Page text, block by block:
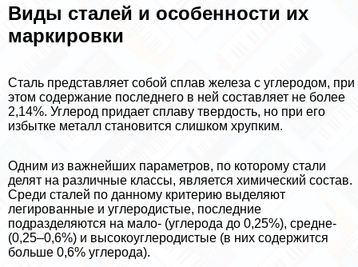
Виды сталей и особенности их
маркировки
Сталь представляет собой сплав железа с углеродом, при
этом содержание последнего в ней составляет не более
2,14%. Углерод придает сплаву твердость, но при его
избытке металл становится слишком хрупким.
Одним из важнейших параметров, по которому стали
делят на различные классы, является химический состав.
Среди сталей по данному критерию выделяют
легированные и углеродистые, последние
подразделяются на мало- (углерода до 0,25%), средне-
(0,25–0,6%) и высокоуглеродистые (в них содержится
больше 0,6% углерода).